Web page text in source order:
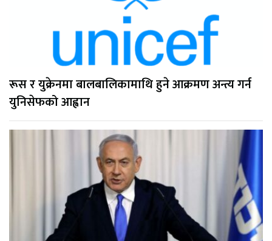
रूस र युक्रेनमा बालबालिकामाथि हुने आक्रमण अन्त्य गर्न
युनिसेफको आह्वान